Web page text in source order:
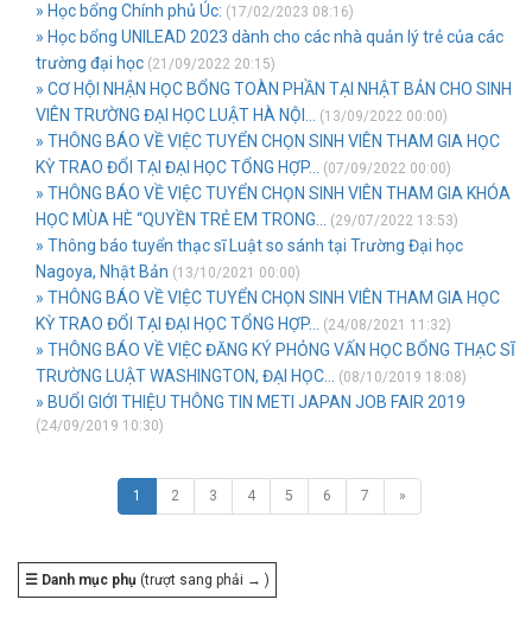
» Học bổng Chính phủ Úc: (17/02/2023 08:16)
» Học bổng UNILEAD 2023 dành cho các nhà quản lý trẻ của các
trường đại học (21/09/2022 20:15)
» CƠ HỘI NHẬN HỌC BỔNG TOÀN PHẦN TẠI NHẬT BẢN CHO SINH
VIÊN TRƯỜNG ĐẠI HỌC LUẬT HÀ NỘI...
(13/09/2022 00:00)
» THÔNG BÁO VỀ VIỆC TUYỂN CHỌN SINH VIÊN THAM GIA HỌC
KỲ TRAO ĐỔI TẠI ĐẠI HỌC TỔNG HỢP...
(07/09/2022 00:00)
» THÔNG BÁO VỀ VIỆC TUYỂN CHỌN SINH VIÊN THAM GIA KHÓA
HỌC MÙA HÈ “QUYỀN TRẺ EM TRONG...
(29/07/2022 13:53)
» Thông báo tuyển thạc sĩ Luật so sánh tại Trường Đại học
Nagoya, Nhật Bản (13/10/2021 00:00)
» THÔNG BÁO VỀ VIỆC TUYỂN CHỌN SINH VIÊN THAM GIA HỌC
KỲ TRAO ĐỔI TẠI ĐẠI HỌC TỔNG HỢP...
(24/08/2021 11:32)
» THÔNG BÁO VỀ VIỆC ĐĂNG KÝ PHỎNG VẤN HỌC BỔNG THẠC SĨ
TRƯỜNG LUẬT WASHINGTON, ĐẠI HỌC...
(08/10/2019 18:08)
» BUỔI GIỚI THIỆU THÔNG TIN METI JAPAN JOB FAIR 2019
(24/09/2019 10:30)
1 2 3 4 5 6 7 »
☰ Danh mục phụ (trượt sang phải → )